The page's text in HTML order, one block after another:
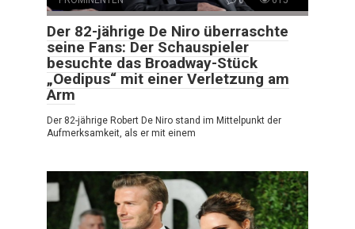
Der 82-jährige De Niro überraschte
seine Fans: Der Schauspieler
besuchte das Broadway-Stück
„Oedipus“ mit einer Verletzung am
Arm
Der 82-jährige Robert De Niro stand im Mittelpunkt der
Aufmerksamkeit, als er mit einem